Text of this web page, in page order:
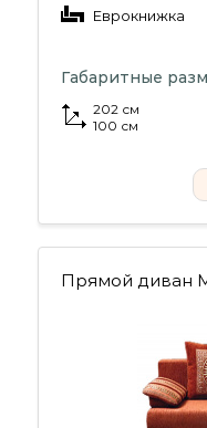
Еврокнижка
Габаритные
202 см
100 см
Прямой диван